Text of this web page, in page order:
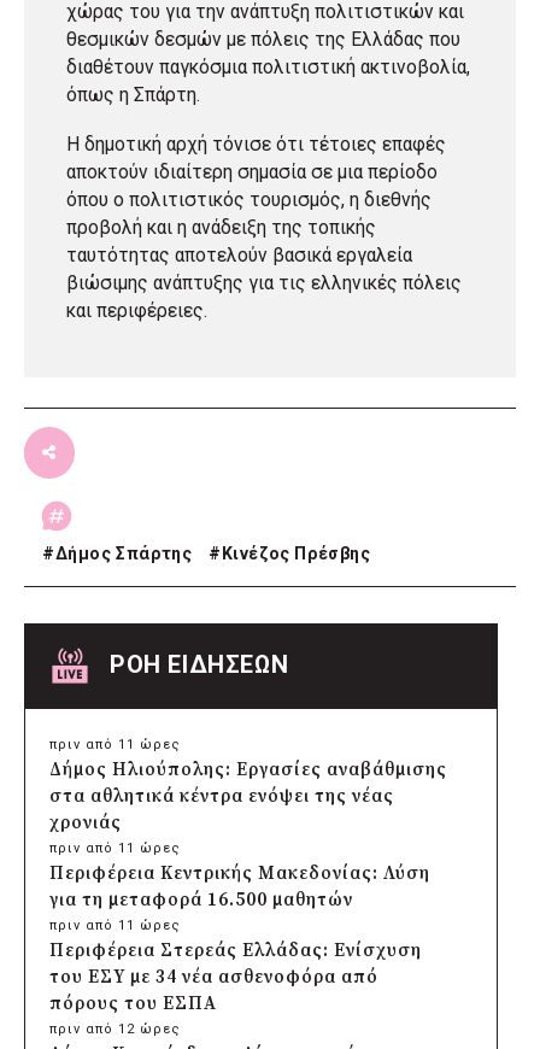
χώρας του για την ανάπτυξη πολιτιστικών και
θεσμικών δεσμών με πόλεις της Ελλάδας που
διαθέτουν παγκόσμια πολιτιστική ακτινοβολία,
όπως η Σπάρτη.
Η δημοτική αρχή τόνισε ότι τέτοιες επαφές
αποκτούν ιδιαίτερη σημασία σε μια περίοδο
όπου ο πολιτιστικός τουρισμός, η διεθνής
προβολή και η ανάδειξη της τοπικής
ταυτότητας αποτελούν βασικά εργαλεία
βιώσιμης ανάπτυξης για τις ελληνικές πόλεις
και περιφέρειες.
#Δήμος Σπάρτης # Κινέζος Πρέσβης
ΡΟΗ ΕΙΔΗΣΕΩΝ
πριν από 11 ώρες
Δήμος Ηλιούπολης: Εργασίες αναβάθμισης
στα αθλητικά κέντρα ενόψει της νέας
χρονιάς
πριν από 11 ώρες
Περιφέρεια Κεντρικής Μακεδονίας: Λύση
για τη μεταφορά 16.500 μαθητών
πριν από 11 ώρες
Περιφέρεια Στερεάς Ελλάδας: Ενίσχυση
του ΕΣΥ με 34 νέα ασθενοφόρα από
πόρους του ΕΣΠΑ
πριν από 12 ώρες